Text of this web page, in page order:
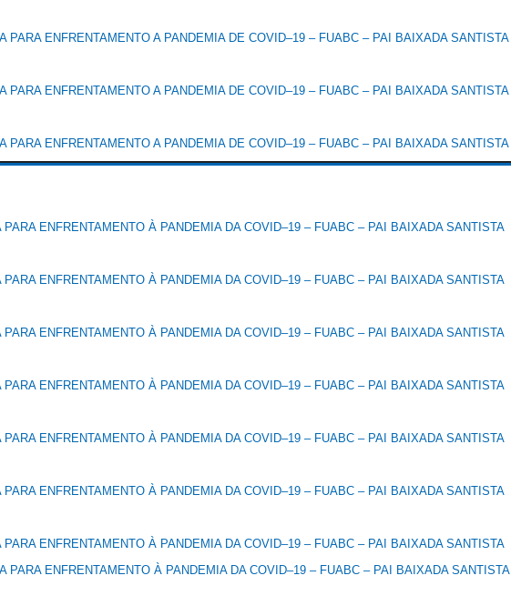
PARA ENFRENTAMENTO A PANDEMIA DE COVID–19 – FUABC – PAI BAIXADA SANTISTA
PARA ENFRENTAMENTO A PANDEMIA DE COVID–19 – FUABC – PAI BAIXADA SANTISTA
PARA ENFRENTAMENTO A PANDEMIA DE COVID–19 – FUABC – PAI BAIXADA SANTISTA
ENFRENTAMENTO À PANDEMIA DA COVID–19 – FUABC – PAI BAIXADA SANTISTA
ENFRENTAMENTO À PANDEMIA DA COVID–19 – FUABC – PAI BAIXADA SANTISTA
ENFRENTAMENTO À PANDEMIA DA COVID–19 – FUABC – PAI BAIXADA SANTISTA
ENFRENTAMENTO À PANDEMIA DA COVID–19 – FUABC – PAI BAIXADA SANTISTA
ENFRENTAMENTO À PANDEMIA DA COVID–19 – FUABC – PAI BAIXADA SANTISTA
ENFRENTAMENTO À PANDEMIA DA COVID–19 – FUABC – PAI BAIXADA SANTISTA
ENFRENTAMENTO À PANDEMIA DA COVID–19 – FUABC – PAI BAIXADA SANTISTA
PARA ENFRENTAMENTO À PANDEMIA DA COVID–19 – FUABC – PAI BAIXADA SANTISTA